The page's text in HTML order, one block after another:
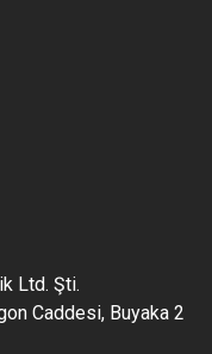
Ltd. Şti.
Caddesi, Buyaka 2